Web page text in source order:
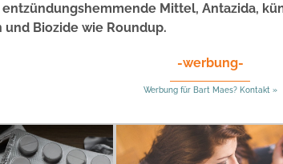
Mittel, Antazida,
und Biozide wie Roundup.
-werbung-
Werbung für Bart Maes? Kontakt »